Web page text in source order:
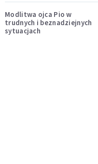
Modlitwa ojca Pio w
trudnych i beznadziejnych
sytuacjach